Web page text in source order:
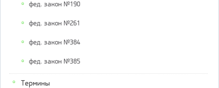
фед. закон №190
фед. закон №261
фед. закон №384
фед. закон №385
Термины